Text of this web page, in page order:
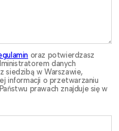
oraz potwierdzasz
danych
siedzibą w Warszawie,
informacji o przetwarzaniu
prawach znajduje się w